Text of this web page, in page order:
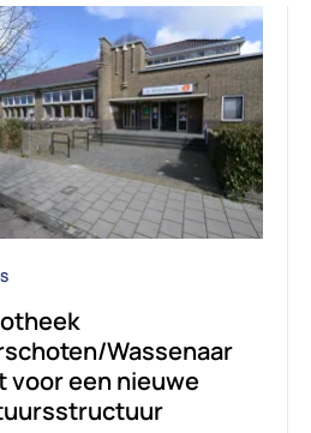
Wassenaar
voor een nieuwe